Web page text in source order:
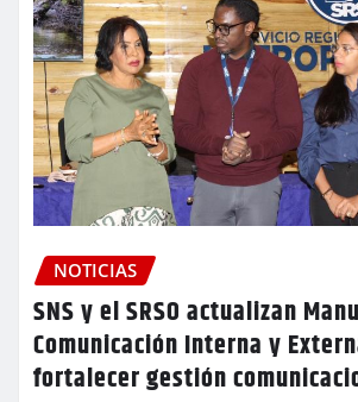
NOTICIAS
SNS y el SRSO actualizan
Comunicación Interna y
fortalecer gestión